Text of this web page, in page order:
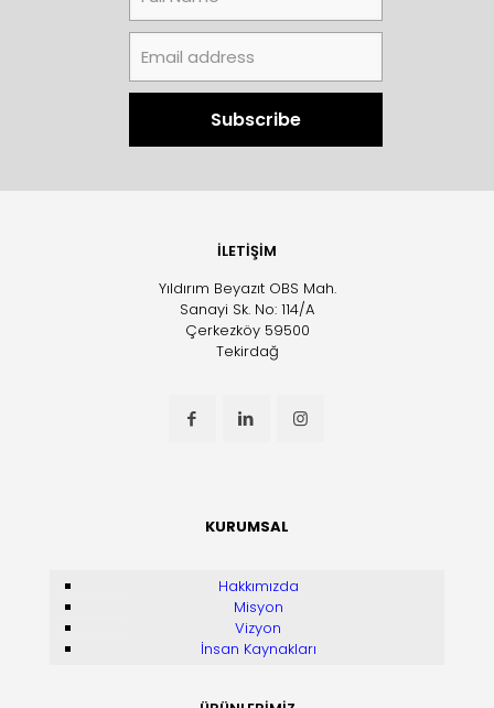
İLETİŞİM
Yıldırım Beyazıt OBS Mah.
Sanayi Sk. No: 114/A
Çerkezköy 59500
Tekirdağ
KURUMSAL
Hakkımızda
Misyon
Vizyon
İnsan Kaynakları